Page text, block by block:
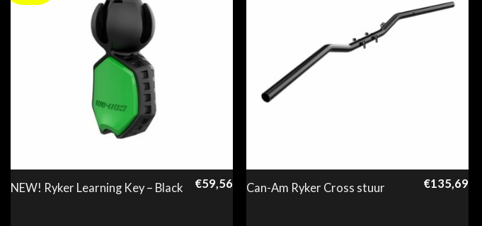
NEW! Ryker Learning Key – Black €59,56 Can-Am Ryker Cross stuur €135,69